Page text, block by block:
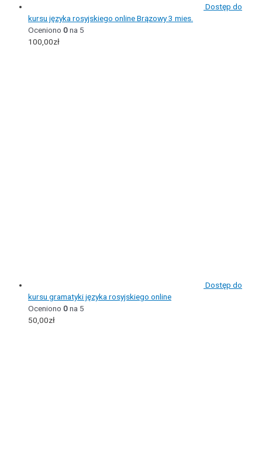
Dostęp do
kursu języka rosyjskiego online Brązowy 3 mies.
Oceniono 0na 5
100,00zł
Dostęp do
kursu gramatyki języka rosyjskiego online
Oceniono 0na 5
50,00zł